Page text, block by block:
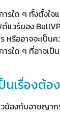
รใด ๆ ทั้งตั้งใจ
แวร์ของ
หรืออาจจะเป็
รใด ๆ ที่อาจเ
นเรื่องต้
ข้องกับอาชญา